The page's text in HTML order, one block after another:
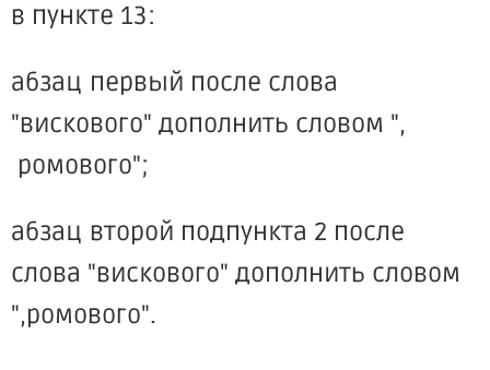
в пункте 13:
абзац первый после слова
"вискового" дополнить словом ",
ромового";
абзац второй подпункта 2 после
слова "вискового" дополнить словом
",ромового".